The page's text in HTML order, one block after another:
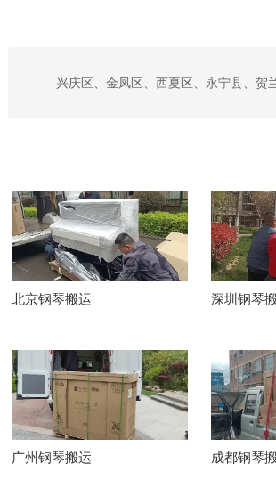
兴庆区、金凤区、西夏区、永宁县、贺
北京钢琴搬运 深圳钢琴
广州钢琴搬运 成都钢琴